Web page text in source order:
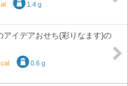
1.4 g
アイデアおせち(彩りなます)の
0.6 g